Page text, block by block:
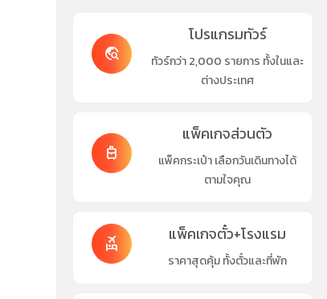
travel_explore
โปรแกรมทัวร์
ทัวร์กว่า 2,000 รายการ ทั้งในและ
ต่างประเทศ
travel_luggage_and_bags
แพ็คเกจส่วนตัว
แพ็คกระเป๋า เลือกวันเดินทางได้
ตามใจคุณ
flights_and_hotels แพ็คเกจตั๋ว+โรงแรม
ราคาสุดคุ้ม ทั้งตั๋วและที่พัก